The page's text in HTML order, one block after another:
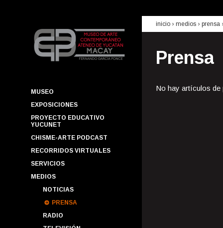
MUSEO
EXPOSICIONES
PROYECTO EDUCATIVO
YUCUNET
CHISME-ARTE PODCAST
RECORRIDOS VIRTUALES
SERVICIOS
MEDIOS
NOTICIAS
PRENSA
RADIO
inicio › medios › prensa
Prensa
No hay artículos de